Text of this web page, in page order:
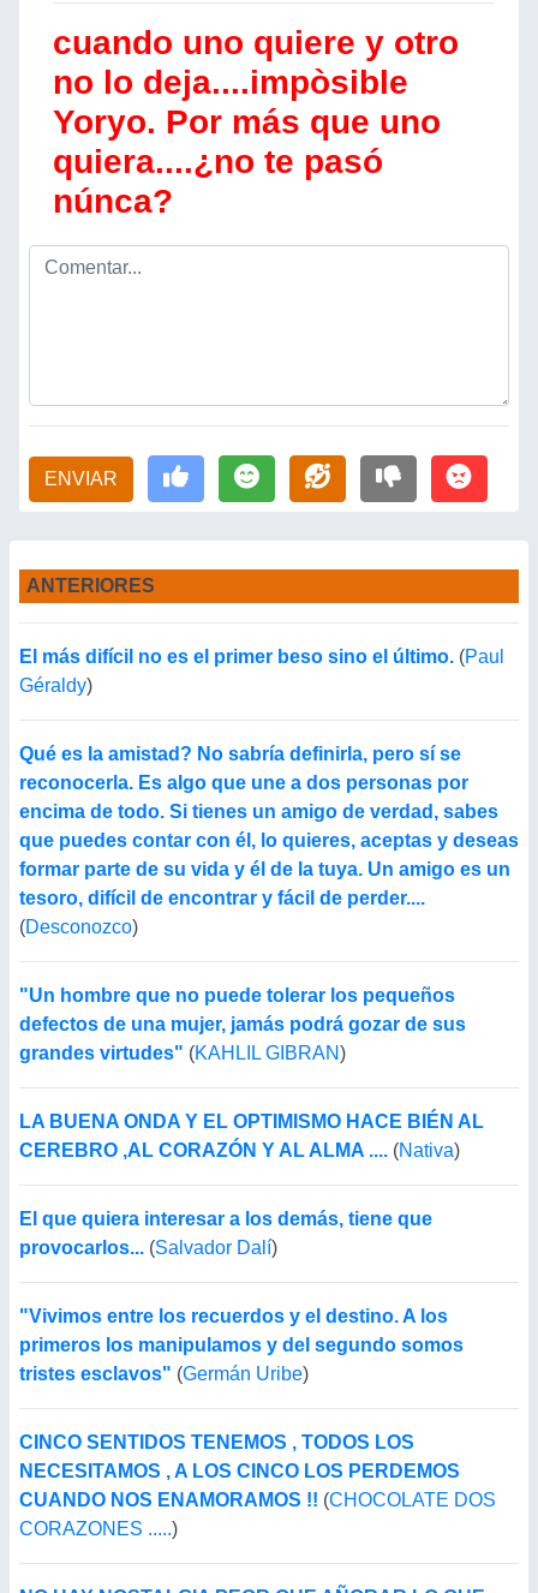
cuando uno quiere y otro
no lo deja....impòsible
Yoryo. Por más que uno
quiera....¿no te pasó
núnca?
ENVIAR
ANTERIORES
El más difícil no es el primer beso sino el último. (Paul
Géraldy)
Qué es la amistad? No sabría definirla, pero sí se
reconocerla. Es algo que une a dos personas por
encima de todo. Si tienes un amigo de verdad, sabes
que puedes contar con él, lo quieres, aceptas y deseas
formar parte de su vida y él de la tuya. Un amigo es un
tesoro, difícil de encontrar y fácil de perder....
(Desconozco)
"Un hombre que no puede tolerar los pequeños
defectos de una mujer, jamás podrá gozar de sus
grandes virtudes" (KAHLIL GIBRAN)
LA BUENA ONDA Y EL OPTIMISMO HACE BIÉN AL
CEREBRO ,AL CORAZÓN Y AL ALMA .... (Nativa)
El que quiera interesar a los demás, tiene que
provocarlos... (Salvador Dalí)
"Vivimos entre los recuerdos y el destino. A los
primeros los manipulamos y del segundo somos
tristes esclavos" (Germán Uribe)
CINCO SENTIDOS TENEMOS , TODOS LOS
NECESITAMOS , A LOS CINCO LOS PERDEMOS
CUANDO NOS ENAMORAMOS !! (CHOCOLATE DOS
CORAZONES .....)